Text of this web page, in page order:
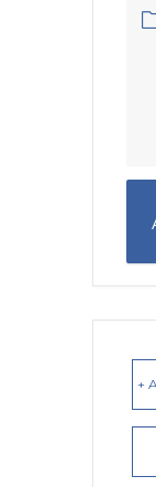
+